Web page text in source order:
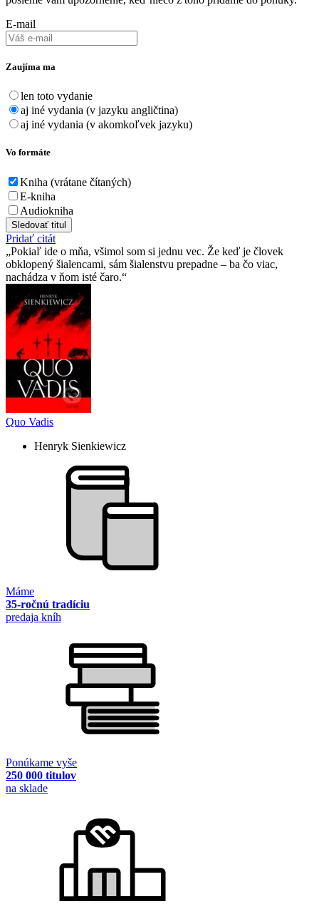
E-mail
Zaujíma ma
len toto vydanie
aj iné vydania (v jazyku angličtina)
aj iné vydania (v akomkoľvek jazyku)
Vo formáte
Kniha (vrátane čítaných)
E-kniha
Audiokniha
Sledovať titul
Pridať citát
Pokiaľ ide o mňa, všimol som si jednu vec. Že keď je človek
obklopený šialencami, sám šialenstvu prepadne – ba čo viac,
nachádza v ňom isté čaro.
Quo Vadis
Henryk Sienkiewicz
Máme
35-ročnú tradíciu
predaja kníh
Ponúkame vyše
250 000 titulov
na sklade